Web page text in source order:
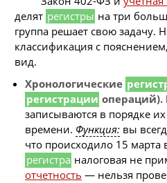
делят регистры на три
группа решает свою задачу.
классификация с
вид.
Хронологические
регистрации операций).
записываются в порядке
времени. Функция: вы
что происходило 15 марта
регистра налоговая не
отчетность — нельзя